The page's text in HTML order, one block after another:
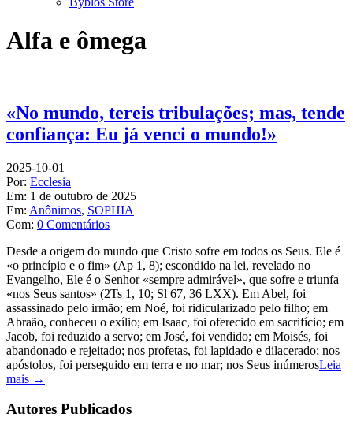
Alfa e ômega
«No mundo, tereis tribulações; mas, tende
confiança: Eu já venci o mundo!»
2025-10-01
Por: Ecclesia
Em: 1 de outubro de 2025
Em: Anônimos, SOPHIA
Com: 0 Comentários
Desde a origem do mundo que Cristo sofre em todos os Seus. Ele é
«o princípio e o fim» (Ap 1, 8); escondido na lei, revelado no
Evangelho, Ele é o Senhor «sempre admirável», que sofre e triunfa
«nos Seus santos» (2Ts 1, 10; Sl 67, 36 LXX). Em Abel, foi
assassinado pelo irmão; em Noé, foi ridicularizado pelo filho; em
Abraão, conheceu o exílio; em Isaac, foi oferecido em sacrifício; em
Jacob, foi reduzido a servo; em José, foi vendido; em Moisés, foi
abandonado e rejeitado; nos profetas, foi lapidado e dilacerado; nos
apóstolos, foi perseguido em terra e no mar; nos Seus inúmerosLeia
mais →
Autores Publicados